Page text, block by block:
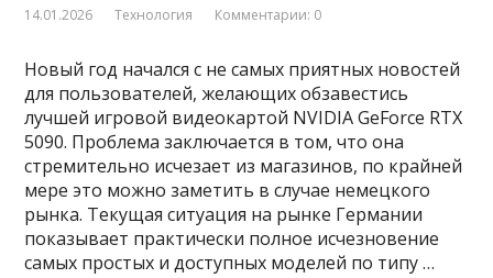
14.01.2026 Технология Комментарии: 0
Новый год начался с не самых приятных новостей
для пользователей, желающих обзавестись
лучшей игровой видеокартой NVIDIA GeForce RTX
5090. Проблема заключается в том, что она
стремительно исчезает из магазинов, по крайней
мере это можно заметить в случае немецкого
рынка. Текущая ситуация на рынке Германии
показывает практически полное исчезновение
самых простых и доступных моделей по типу …